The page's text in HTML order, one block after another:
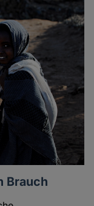
Brauch